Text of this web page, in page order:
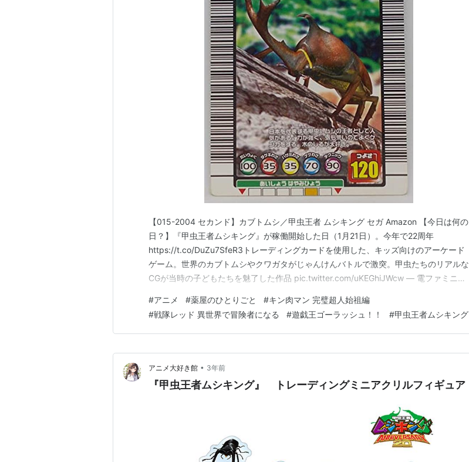
【015-2004 セカンド】カブトムシ／甲虫王者 ムシキング セガ Amazon 【今日は何の
日？】『甲虫王者ムシキング』が稼働開始した日（1月21日）。今年で22周年
https://t.co/DuZu7SfeR3トレーディングカードを使用した、キッズ向けのアーケード
ゲーム。世界のカブトムシやクワガタがじゃんけんバトルで激突。甲虫たちのリアルな
CGが当時の子どもたちを魅了した作品 pic.twitter.com/uKEGhiJWcw — 電ファミニコ
ケードゲーム『甲虫王者ムシキング』の稼…
#アニメ #薬屋のひとりごと #キン肉マン 完璧超人始祖編
#戦隊レッド 異世界で冒険者になる #遊戯王ゴーラッシュ！！ #甲虫王者ムシキング
アニメ大好き館 • 3年前
『甲虫王者ムシキング』 トレーディングミニアクリルフィギュア